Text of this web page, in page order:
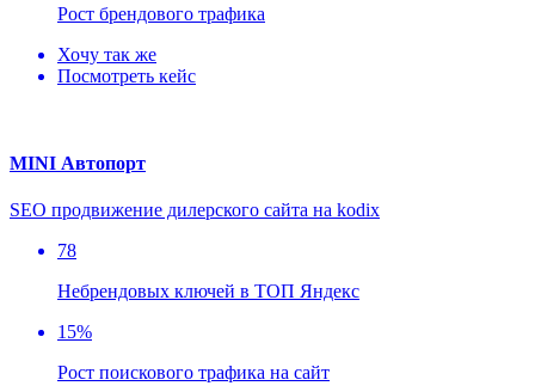
Рост брендового трафика
Хочу так же
Посмотреть кейс
MINI Автопорт
SEO продвижение дилерского сайта на kodix
78
Небрендовых ключей в ТОП Яндекс
15%
Рост поискового трафика на сайт